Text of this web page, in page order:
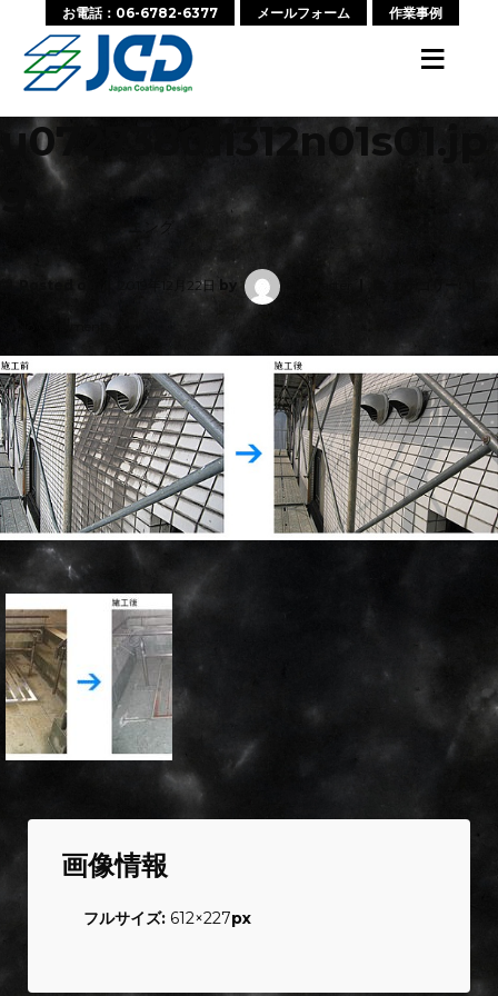
お電話：06-6782-6377 メールフォーム 作業事例
≡
u07273801i312n01s01.jp
石材クリーニング
Posted on 2019年12月22日 by
No Comments
画像情報
フルサイズ: 612×227px